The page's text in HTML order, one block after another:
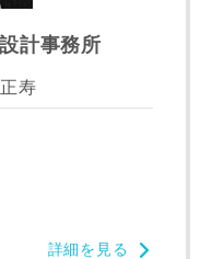
計事務所
寿
詳細を見る